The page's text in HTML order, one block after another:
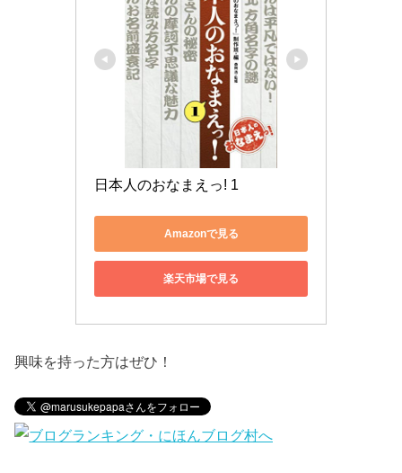
日本人のおなまえっ! 1
Amazonで見る
楽天市場で見る
興味を持った方はぜひ！